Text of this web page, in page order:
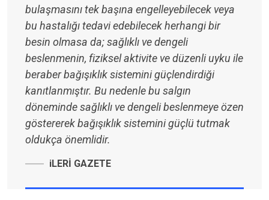
bulaşmasını tek başına engelleyebilecek veya
bu hastalığı tedavi edebilecek herhangi bir
besin olmasa da; sağlıklı ve dengeli
beslenmenin, fiziksel aktivite ve düzenli uyku ile
beraber bağışıklık sistemini güçlendirdiği
kanıtlanmıştır. Bu nedenle bu salgın
döneminde sağlıklı ve dengeli beslenmeye özen
göstererek bağışıklık sistemini güçlü tutmak
oldukça önemlidir.
iLERİ GAZETE